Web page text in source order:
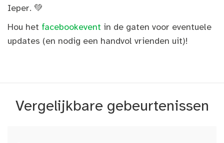
Ieper. 💚
Hou het facebookevent in de gaten voor eventuele
updates (en nodig een handvol vrienden uit)!
Vergelijkbare gebeurtenissen